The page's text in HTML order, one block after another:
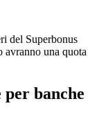
del Superbonus
una quota
per banche